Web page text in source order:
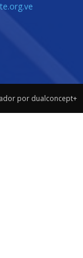
por dualconcept+